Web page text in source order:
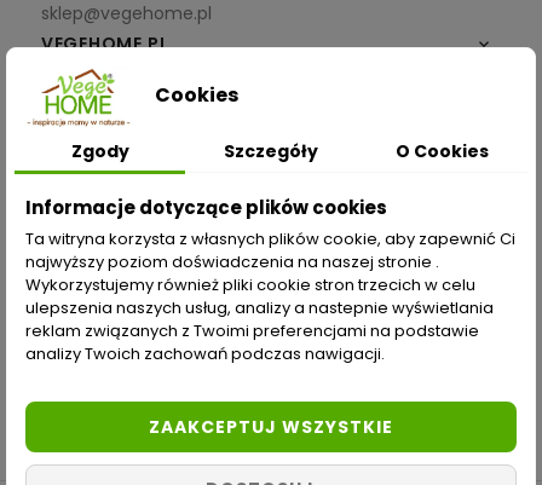
sklep@vegehome.pl
VEGEHOME.PL

INFORMACJE
ZAKUPY
Moje konto
Opcje dostawy
Metody płatności
Cookies
Zgody Szczegóły O Cookies
Informacje dotyczące plików cookies
Ta witryna korzysta z własnych plików cookie, aby zapewnić Ci
najwyższy poziom doświadczenia na naszej stronie .
Wykorzystujemy również pliki cookie stron trzecich w celu
ulepszenia naszych usług, analizy a nastepnie wyświetlania
reklam związanych z Twoimi preferencjami na podstawie
analizy Twoich zachowań podczas nawigacji.
ZAAKCEPTUJ WSZYSTKIE
Odstąp od umowy tutaj